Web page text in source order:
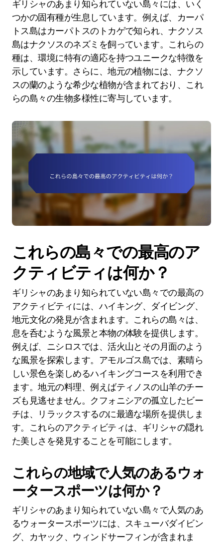
ギリシャのあまり知られていない島々には、いく
つかの固有種が生息しています。例えば、カーパ
トス島はカーパトスのトカゲで知られ、ナクソス
島はナクソスのネズミを飼っています。これらの
種は、環境に特有の適応を持つユニークな特徴を
示しています。さらに、地元の植物には、ナクソ
スの蘭のような希少な植物が含まれており、これ
らの島々の生物多様性に寄与しています。
これらの島々での最高のア
クティビティは何か？
ギリシャのあまり知られていない島々での最高の
アクティビティには、ハイキング、ダイビング、
地元文化の発見が含まれます。これらの島々は、
息を呑むような風景と本物の体験を提供します。
例えば、ニシロスでは、活火山とその月面のよう
な風景を探索します。アモルゴス島では、素晴ら
しい景色を楽しめるハイキングコースを利用でき
ます。地元の料理、例えばティノスの山羊のチー
ズも見逃せません。クフォニシアの孤立したビー
チは、リラックスするのに最適な場所を提供しま
す。これらのアクティビティは、ギリシャの隠れ
た美しさを発見することを可能にします。
これらの地域で人気のあるウォ
ータースポーツは何か？
ギリシャのあまり知られていない島々で人気のあ
るウォータースポーツには、スキューバダイビン
グ、カヤック、ウィンドサーフィンが含まれま